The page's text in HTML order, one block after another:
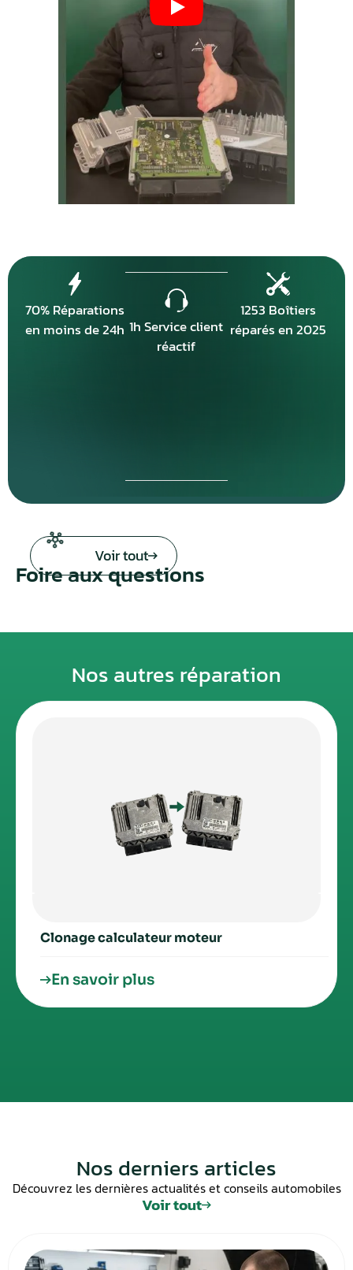
70% Réparations
en moins de 24h 1h Service client
réactif
1253 Boîtiers
réparés en 2025
Voir tout
Foire aux questions
Nos autres réparation
Clonage calculateur moteur
En savoir plus
Nos derniers articles
Découvrez les dernières actualités et conseils automobiles
Voir tout